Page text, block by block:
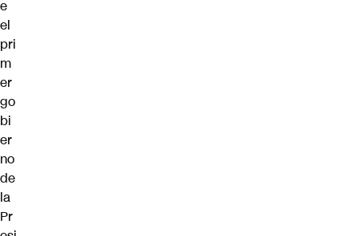
e
el
pri
m
er
go
bi
er
no
de
la
Pr